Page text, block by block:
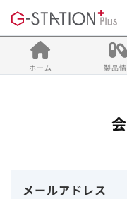
ホーム 製品
メールアドレス